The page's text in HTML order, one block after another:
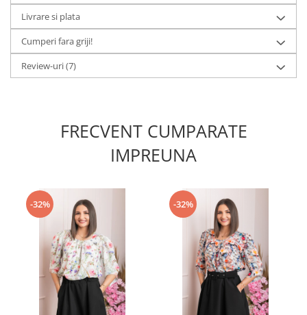
Livrare si plata
Cumperi fara griji!
Review-uri(7)
FRECVENT CUMPARATE
IMPREUNA
-32% -32%